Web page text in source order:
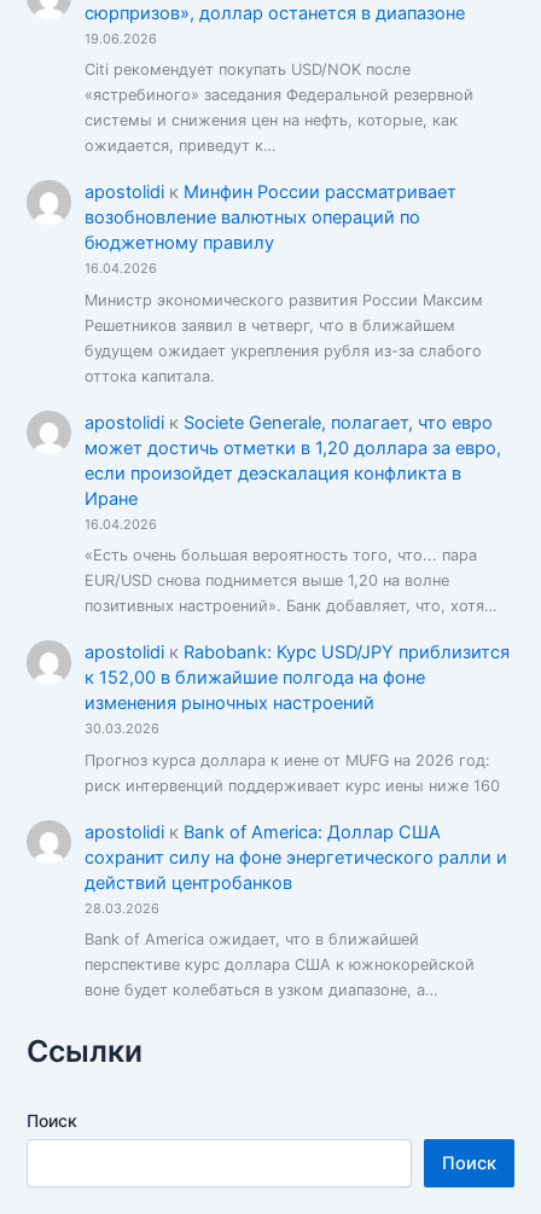
сюрпризов», доллар останется в диапазоне
19.06.2026
Citi рекомендует покупать USD/NOK после
«ястребиного» заседания Федеральной резервной
системы и снижения цен на нефть, которые, как
ожидается, приведут к…
apostolidiк Минфин России рассматривает
возобновление валютных операций по
бюджетному правилу
16.04.2026
Министр экономического развития России Максим
Решетников заявил в четверг, что в ближайшем
будущем ожидает укрепления рубля из-за слабого
оттока капитала.
apostolidiк Societe Generale, полагает, что евро
может достичь отметки в 1,20 доллара за евро,
если произойдет деэскалация конфликта в
Иране
16.04.2026
«Есть очень большая вероятность того, что... пара
EUR/USD снова поднимется выше 1,20 на волне
позитивных настроений». Банк добавляет, что, хотя…
apostolidiк Rabobank: Курс USD/JPY приблизится
к 152,00 в ближайшие полгода на фоне
изменения рыночных настроений
30.03.2026
Прогноз курса доллара к иене от MUFG на 2026 год:
риск интервенций поддерживает курс иены ниже 160
apostolidiк Bank of America: Доллар США
сохранит силу на фоне энергетического ралли и
действий центробанков
28.03.2026
Bank of America ожидает, что в ближайшей
перспективе курс доллара США к южнокорейской
воне будет колебаться в узком диапазоне, а…
Ссылки
Поиск
Поиск